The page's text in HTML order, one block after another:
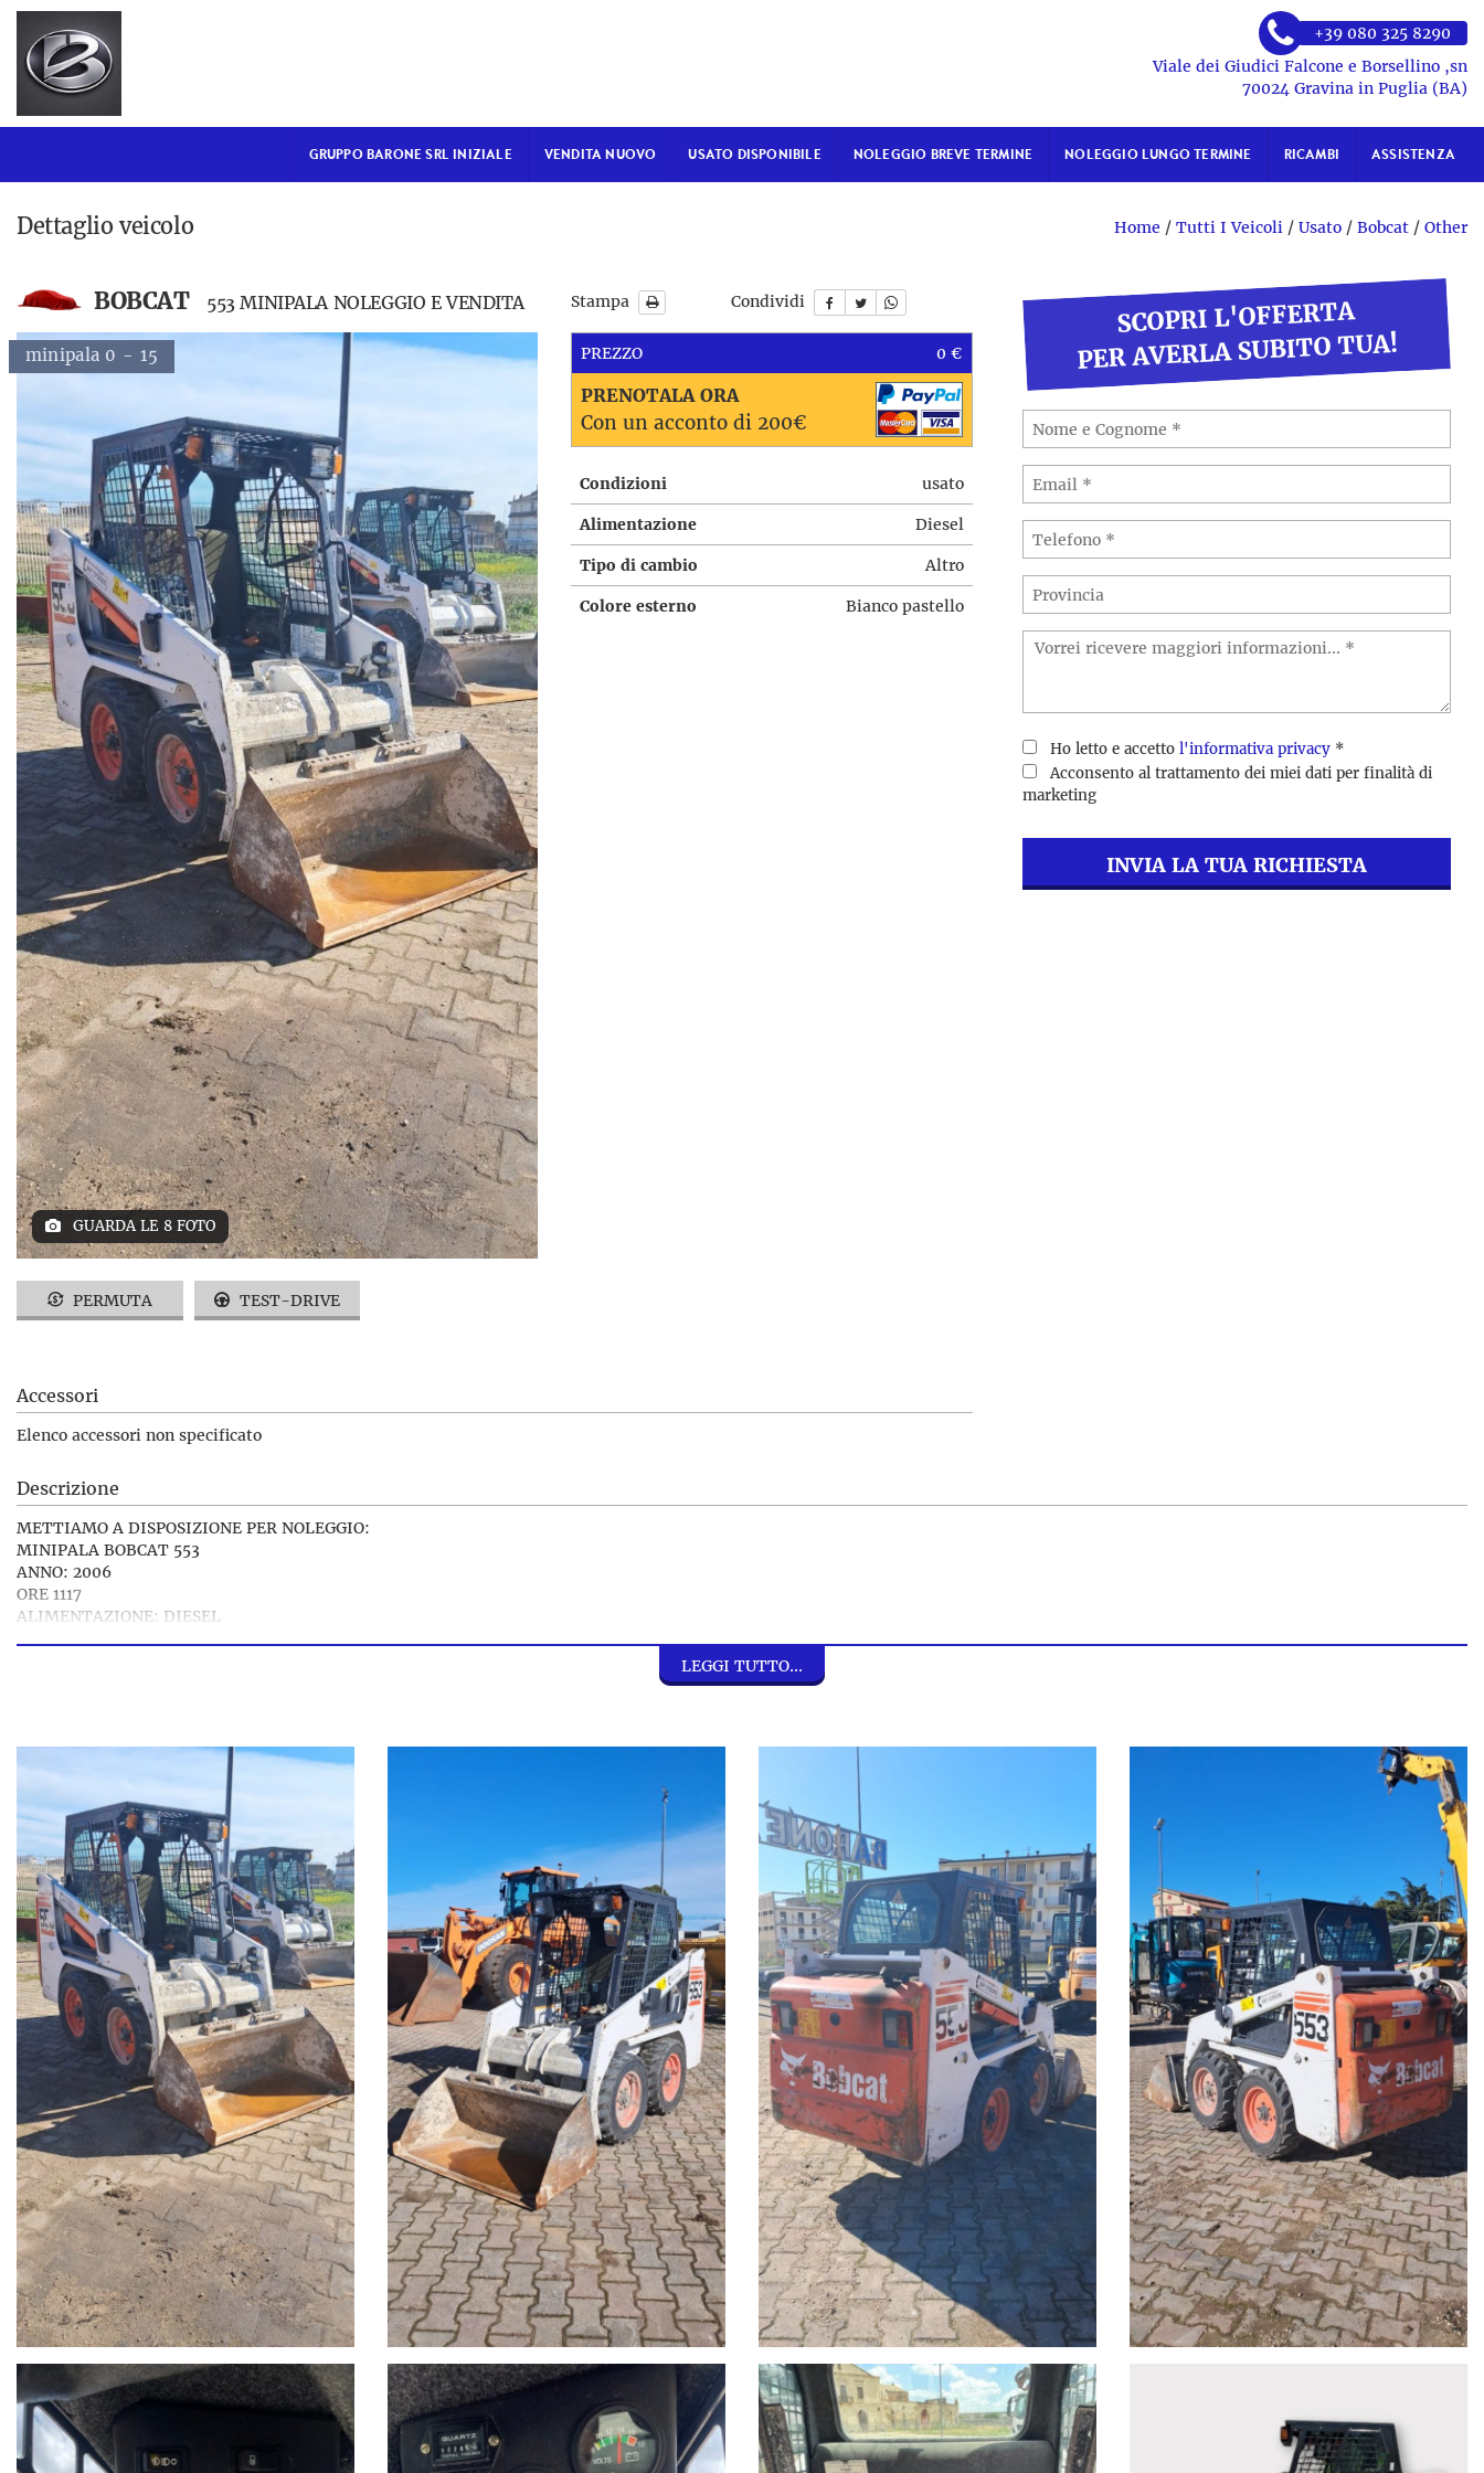
GRUPPO BARONE SRL
INIZIALE
VENDITA NUOVO
USATO DISPONIBILE
NOLEGGIO LUNGO
TERMINE
ASSISTENZA
+39 080 325 8290
Viale dei Giudici Falcone e Borsellino ,sn
70024 Gravina in Puglia (BA)
GRUPPO BARONE SRL INIZIALE VENDITA NUOVO USATO DISPONIBILE NOLEGGIO BREVE TERMINE NOLEGGIO LUNGO TERMINE RICAMBI ASSISTENZA
Dettaglio veicolo Home / Tutti I Veicoli / Usato / Bobcat / Other
BOBCAT 553 MINIPALA NOLEGGIO E VENDITA Stampa Condividi
minipala 0 - 15
GUARDA LE 8 FOTO
PERMUTA TEST-DRIVE
PREZZO 0 €
PRENOTALA ORA
Con un acconto di 200€
Condizioni usato
Alimentazione Diesel
Tipo di cambio Altro
Colore esterno Bianco pastello
SCOPRI L'OFFERTA
PER AVERLA SUBITO TUA!
Ho letto e accetto l'informativa privacy *
Acconsento al trattamento dei miei dati per finalità di
marketing
INVIA LA TUA RICHIESTA
Accessori
Elenco accessori non specificato
Descrizione
METTIAMO A DISPOSIZIONE PER NOLEGGIO:
MINIPALA BOBCAT 553
ANNO: 2006
ORE 1117
ALIMENTAZIONE: DIESEL
ALTEZZA: 1,842 m
di Tedesco & figli dal 1965 VENDITA NUOVO E USATO
Plurimarche VEICOLI & MACCHINE
Commerciali industriali movimento terra SERVIZI OFFERTI:
VENDITA
NOLEGGIO
SOCCORSO STRADALE
TRASPORTO - DEPOSITO
ASSISTENZA - RICAMBI
OFFICINA Telefono 0803258290 Responsabile Vendite Nunzio Tedesco 3357483604 Michele Tedesco 3357483603 WEB: WWW.GRUPPOBARONE.IT MAIL: INFO@GRUPPOBARONE.IT
#BARONERENT#Baronenoleggi #gruppobarone #gravina #noleggiopuglia #altamura #modugno #santeramoincolle #cassanodellemurge #turi #capurso #bari #taranto #lecce #brindisi
#matera #potenza #puglia #basilicata #noleggiomovimentoterra #noleggioescavatori #scavatore #miniescavatore #Ternana #minipalette #eurotrakke #macchinemovimentoterra
#escavatore #palagommata #iveco #ivecotrucks #ivecodaily #ivecostralis #mercedesprinte #DAF #mercedesbenz #fiat #volvo #renault #man #scania #trattorecongru #bonfiglioli #Effer
#Fassi #palfinger #semirimorchiopianale #pianalato #cassonato #trasportomacchineoperatrici #bennamordente #bennaspazzolatrice #Forche #usato #carrello #bertoja #CTC #framar
#faymonville #goldhofer #CTB #FGM #bertoia #bomag #DYNAPAC #simex #kubota #yanmar #doosan #bobcat #komatsu #caterpillar #volvotrucksitalia #takeuchi #terex #Liebherr
#gfgordini #cat #escavator #miniescavator #minipala #rullo commerciali #industriali #MMT #edili #stradali Escavatori e Camion Escavatori
LEGGI TUTTO...